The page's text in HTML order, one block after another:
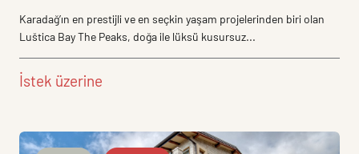
Rezidansları
Karadağ’ın en prestijli ve en seçkin yaşam projelerinden biri olan
Luštica Bay The Peaks, doğa ile lüksü kusursuz...
İstek üzerine